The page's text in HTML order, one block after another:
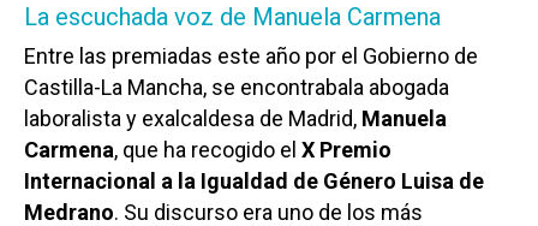
La escuchada voz de Manuela Carmena
Entre las premiadas este año por el Gobierno de
Castilla-La Mancha, se encontrabala abogada
laboralista y exalcaldesa de Madrid, Manuela
Carmena, que ha recogido el X Premio
Internacional a la Igualdad de Género Luisa de
Medrano. Su discurso era uno de los más